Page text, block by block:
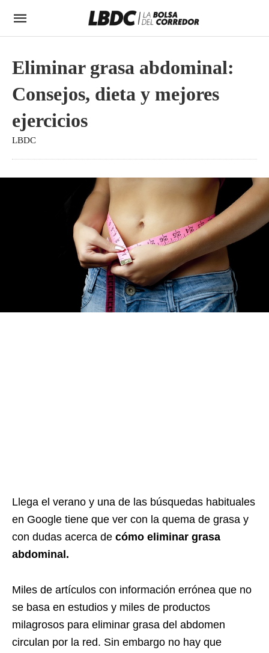
Eliminar grasa abdominal:
Consejos, dieta y mejores
ejercicios
LBDC
Llega el verano y una de las búsquedas habituales
en Google tiene que ver con la quema de grasa y
con dudas acerca de cómo eliminar grasa
abdominal.
Miles de artículos con información errónea que no
se basa en estudios y miles de productos
milagrosos para eliminar grasa del abdomen
circulan por la red. Sin embargo no hay que